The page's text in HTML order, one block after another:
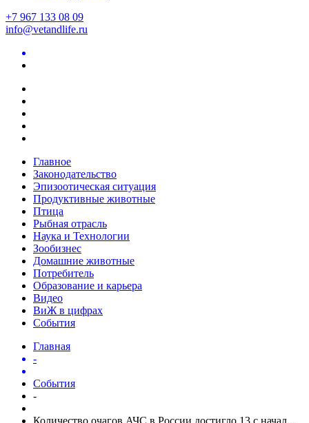
+7 967 133 08 09
info@vetandlife.ru
Главное
Законодательство
Эпизоотическая ситуация
Продуктивные животные
Птица
Рыбная отрасль
Наука и Технологии
Зообизнес
Домашние животные
Потребитель
Образование и карьера
Видео
ВиЖ в цифрах
События
Главная
-
События
-
Количество очагов АЧС в России достигло 13 с начал...